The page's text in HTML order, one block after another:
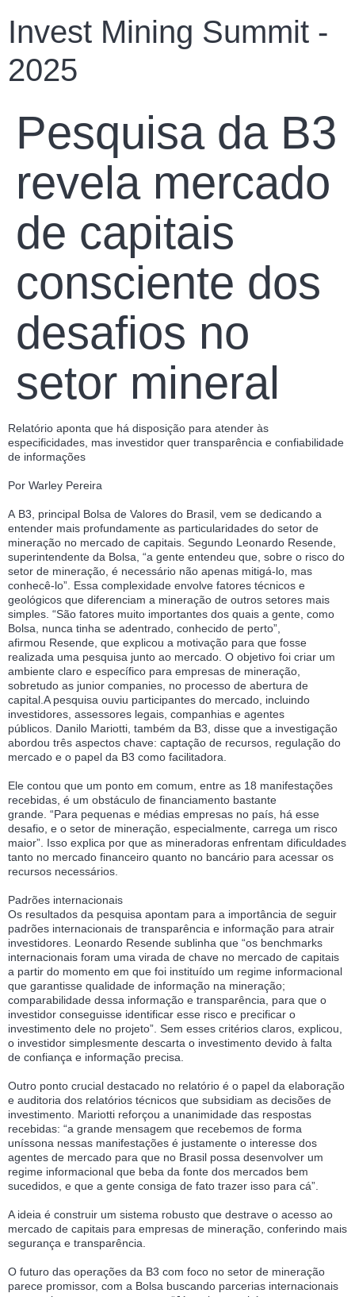
Invest Mining Summit -
2025
Pesquisa da B3
revela mercado
de capitais
consciente dos
desafios no
setor mineral
Relatório aponta que há disposição para atender às
especificidades, mas investidor quer transparência e confiabilidade
de informações
Por Warley Pereira
A B3, principal Bolsa de Valores do Brasil, vem se dedicando a
entender mais profundamente as particularidades do setor de
mineração no mercado de capitais. Segundo Leonardo Resende,
superintendente da Bolsa, “a gente entendeu que, sobre o risco do
setor de mineração, é necessário não apenas mitigá-lo, mas
conhecê-lo”. Essa complexidade envolve fatores técnicos e
geológicos que diferenciam a mineração de outros setores mais
simples. “São fatores muito importantes dos quais a gente, como
Bolsa, nunca tinha se adentrado, conhecido de perto”,
afirmou Resende, que explicou a motivação para que fosse
realizada uma pesquisa junto ao mercado. O objetivo foi criar um
ambiente claro e específico para empresas de mineração,
sobretudo as junior companies, no processo de abertura de
capital.A pesquisa ouviu participantes do mercado, incluindo
investidores, assessores legais, companhias e agentes
públicos. Danilo Mariotti, também da B3, disse que a investigação
abordou três aspectos chave: captação de recursos, regulação do
mercado e o papel da B3 como facilitadora.
Ele contou que um ponto em comum, entre as 18 manifestações
recebidas, é um obstáculo de financiamento bastante
grande. “Para pequenas e médias empresas no país, há esse
desafio, e o setor de mineração, especialmente, carrega um risco
maior”. Isso explica por que as mineradoras enfrentam dificuldades
tanto no mercado financeiro quanto no bancário para acessar os
recursos necessários.
Padrões internacionais
Os resultados da pesquisa apontam para a importância de seguir
padrões internacionais de transparência e informação para atrair
investidores. Leonardo Resende sublinha que “os benchmarks
internacionais foram uma virada de chave no mercado de capitais
a partir do momento em que foi instituído um regime informacional
que garantisse qualidade de informação na mineração;
comparabilidade dessa informação e transparência, para que o
investidor conseguisse identificar esse risco e precificar o
investimento dele no projeto”. Sem esses critérios claros, explicou,
o investidor simplesmente descarta o investimento devido à falta
de confiança e informação precisa.
Outro ponto crucial destacado no relatório é o papel da elaboração
e auditoria dos relatórios técnicos que subsidiam as decisões de
investimento. Mariotti reforçou a unanimidade das respostas
recebidas: “a grande mensagem que recebemos de forma
uníssona nessas manifestações é justamente o interesse dos
agentes de mercado para que no Brasil possa desenvolver um
regime informacional que beba da fonte dos mercados bem
sucedidos, e que a gente consiga de fato trazer isso para cá”.
A ideia é construir um sistema robusto que destrave o acesso ao
mercado de capitais para empresas de mineração, conferindo mais
segurança e transparência.
O futuro das operações da B3 com foco no setor de mineração
parece promissor, com a Bolsa buscando parcerias internacionais